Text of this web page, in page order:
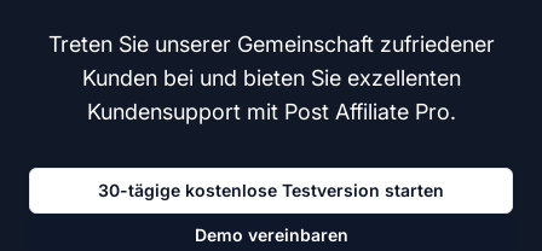
Treten Sie unserer Gemeinschaft zufriedener
Kunden bei und bieten Sie exzellenten
Kundensupport mit Post Affiliate Pro.
30-tägige kostenlose Testversion starten
Demo vereinbaren